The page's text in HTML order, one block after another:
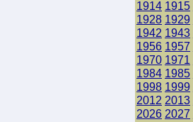
1914 1915
1928 1929
1942 1943
1956 1957
1970 1971
1984 1985
1998 1999
2012 2013
2026 2027